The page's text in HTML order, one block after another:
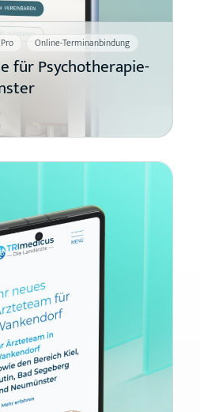
Online-Terminanbindung
für Psychotherapie-